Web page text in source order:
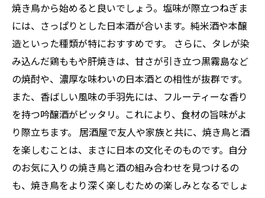
焼き鳥から始めると良いでしょう。塩味が際立つねぎま
には、さっぱりとした日本酒が合います。純米酒や本醸
造といった種類が特におすすめです。 さらに、タレが染
み込んだ鶏ももや肝焼きは、甘さが引き立つ黒霧島など
の焼酎や、濃厚な味わいの日本酒との相性が抜群です。
また、香ばしい風味の手羽先には、フルーティーな香り
を持つ吟醸酒がピッタリ。これにより、食材の旨味がよ
り際立ちます。 居酒屋で友人や家族と共に、焼き鳥と酒
を楽しむことは、まさに日本の文化そのものです。自分
のお気に入りの焼き鳥と酒の組み合わせを見つけるの
も、焼き鳥をより深く楽しむための楽しみとなるでしょ